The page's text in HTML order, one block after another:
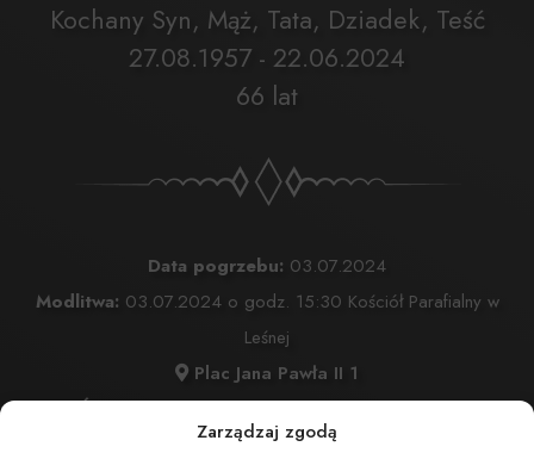
Zarządzaj zgodą
Kochany Syn, Mąż, Tata, Dziadek, Teść
27.08.1957 - 22.06.2024
66 lat
Data pogrzebu: 03.07.2024
Modlitwa: 03.07.2024 o godz. 15:30 Kościół Parafialny w
Leśnej
Plac Jana Pawła II 1
Msza Święta:03.07.2024 o godz. 16:00 Kościól Parafialny
w Leśnej